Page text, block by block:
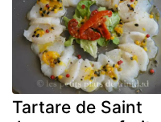
Tartare de Saint